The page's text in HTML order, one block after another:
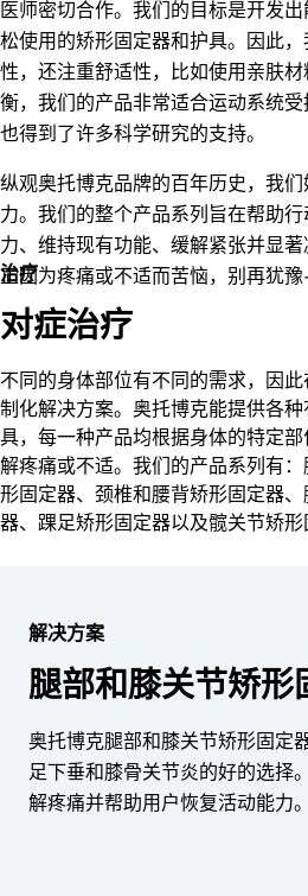
医师密切合作。我们的目标是开发
松使用的矫形固定器和护具。因此
性，还注重舒适性，比如使用亲肤
衡，我们的产品非常适合运动系统
也得到了许多科学研究的支持。
纵观奥托博克品牌的百年历史，我
力。我们的整个产品系列旨在帮助
力、维持现有功能、缓解紧张并显
正因为疼痛或不适而苦恼，别再犹
治疗
对症治疗
不同的身体部位有不同的需求，因
制化解决方案。奥托博克能提供各
具，每一种产品均根据身体的特定
解疼痛或不适。我们的产品系列有
形固定器、颈椎和腰背矫形固定器
器、踝足矫形固定器以及髋关节矫形
解决方案
腿部和膝关节矫形
奥托博克腿部和膝关节矫形固定
足下垂和膝骨关节炎的好的选择
解疼痛并帮助用户恢复活动能力。